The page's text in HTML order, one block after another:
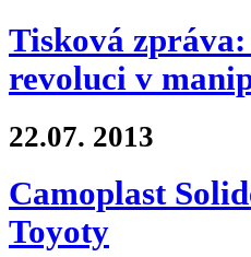
Tisková
revoluci v
22.07. 2013
Camoplast
Toyoty